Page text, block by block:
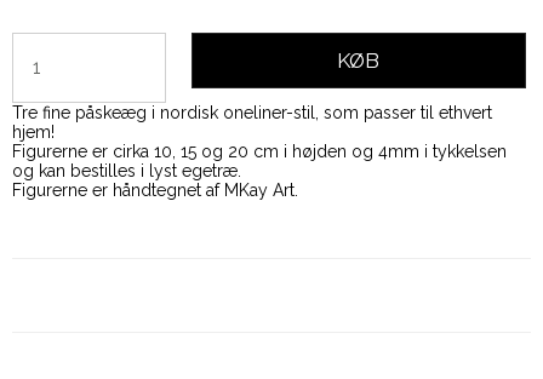
KØB
Tre fine påskeæg i nordisk oneliner-stil, som passer til ethvert
hjem!
Figurerne er cirka 10, 15 og 20 cm i højden og 4mm i tykkelsen
og kan bestilles i lyst egetræ.
Figurerne er håndtegnet af MKay Art.